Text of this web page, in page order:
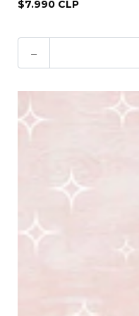
$7.990 CLP
-